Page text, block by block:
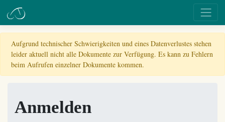
Aufgrund technischer Schwierigkeiten und eines Datenverlustes stehen
leider aktuell nicht alle Dokumente zur Verfügung. Es kann zu Fehlern
beim Aufrufen einzelner Dokumente kommen.
Anmelden